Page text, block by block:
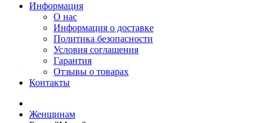
Информация
О нас
Информация о доставке
Политика безопасности
Условия соглашения
Гарантия
Отзывы о товарах
Контакты
Женщинам